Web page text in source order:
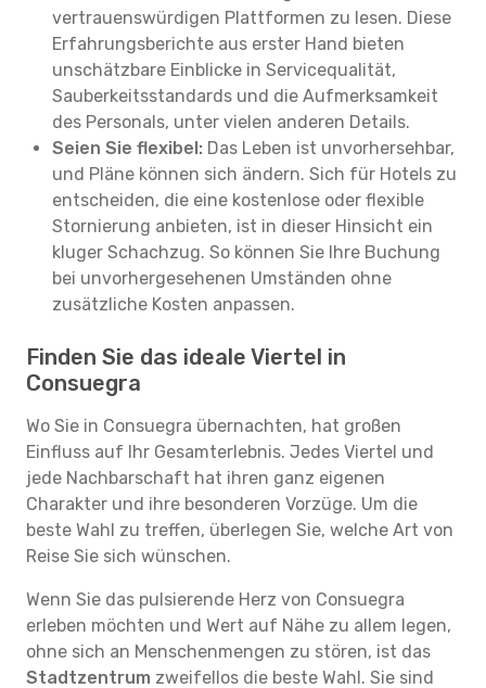
vertrauenswürdigen Plattformen zu lesen. Diese
Erfahrungsberichte aus erster Hand bieten
unschätzbare Einblicke in Servicequalität,
Sauberkeitsstandards und die Aufmerksamkeit
des Personals, unter vielen anderen Details.
Seien Sie flexibel: Das Leben ist unvorhersehbar,
und Pläne können sich ändern. Sich für Hotels zu
entscheiden, die eine kostenlose oder flexible
Stornierung anbieten, ist in dieser Hinsicht ein
kluger Schachzug. So können Sie Ihre Buchung
bei unvorhergesehenen Umständen ohne
zusätzliche Kosten anpassen.
Finden Sie das ideale Viertel in
Consuegra
Wo Sie in Consuegra übernachten, hat großen
Einfluss auf Ihr Gesamterlebnis. Jedes Viertel und
jede Nachbarschaft hat ihren ganz eigenen
Charakter und ihre besonderen Vorzüge. Um die
beste Wahl zu treffen, überlegen Sie, welche Art von
Reise Sie sich wünschen.
Wenn Sie das pulsierende Herz von Consuegra
erleben möchten und Wert auf Nähe zu allem legen,
ohne sich an Menschenmengen zu stören, ist das
Stadtzentrum zweifellos die beste Wahl. Sie sind